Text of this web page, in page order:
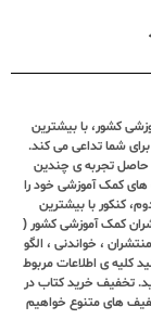
کشور، با بیشترین
شما تداعی می کند.
ها حاصل تجربه ی چندین
های کمک آموزشی خود را
کنکور با بیشترین
کمک آموزشی کشور (
، خواندنی ، الگو
کلیه ی اطلاعات مربوط
تخفیف خرید کتاب در
های متنوع خواهیم